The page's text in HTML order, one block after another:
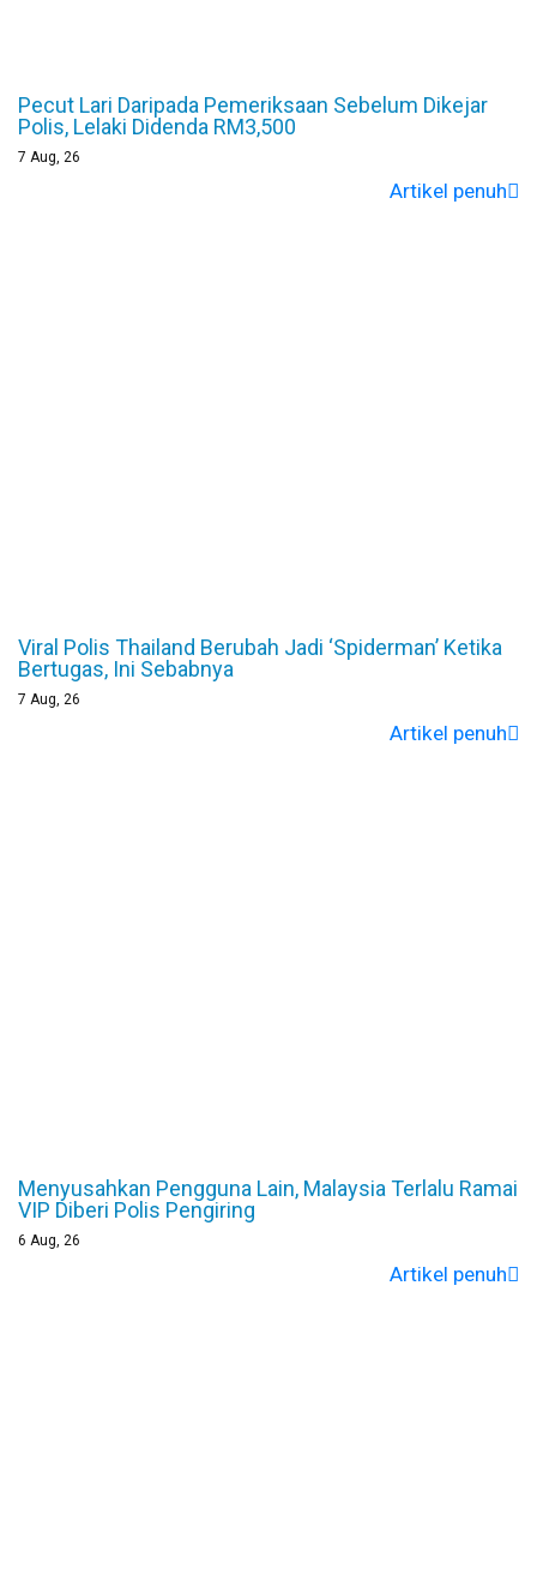
Pecut Lari Daripada Pemeriksaan Sebelum Dikejar
Polis, Lelaki Didenda RM3,500
7 Aug, 26
Artikel penuh
Viral Polis Thailand Berubah Jadi ‘Spiderman’ Ketika
Bertugas, Ini Sebabnya
7 Aug, 26
Artikel penuh
Menyusahkan Pengguna Lain, Malaysia Terlalu Ramai
VIP Diberi Polis Pengiring
6 Aug, 26
Artikel penuh